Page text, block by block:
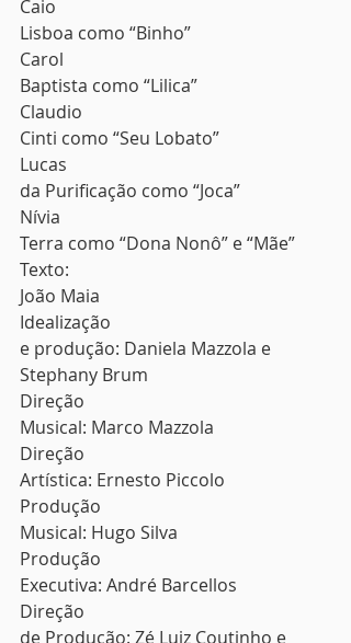
Caio
Lisboa como “Binho”
Carol
Baptista como “Lilica”
Claudio
Cinti como “Seu Lobato”
Lucas
da Purificação como “Joca”
Nívia
Terra como “Dona Nonô” e “Mãe”
Texto:
João Maia
Idealização
e produção: Daniela Mazzola e
Stephany Brum
Direção
Musical: Marco Mazzola
Direção
Artística: Ernesto Piccolo
Produção
Musical: Hugo Silva
Produção
Executiva: André Barcellos
Direção
de Produção: Zé Luiz Coutinho e